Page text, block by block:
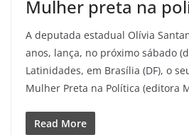
Mulher preta na
A deputada estadual Olívia
anos, lança, no próximo sábado
Latinidades, em Brasília (DF), o
Mulher Preta na Política (editora
Read More